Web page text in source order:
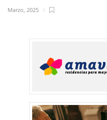
Marzo, 2025